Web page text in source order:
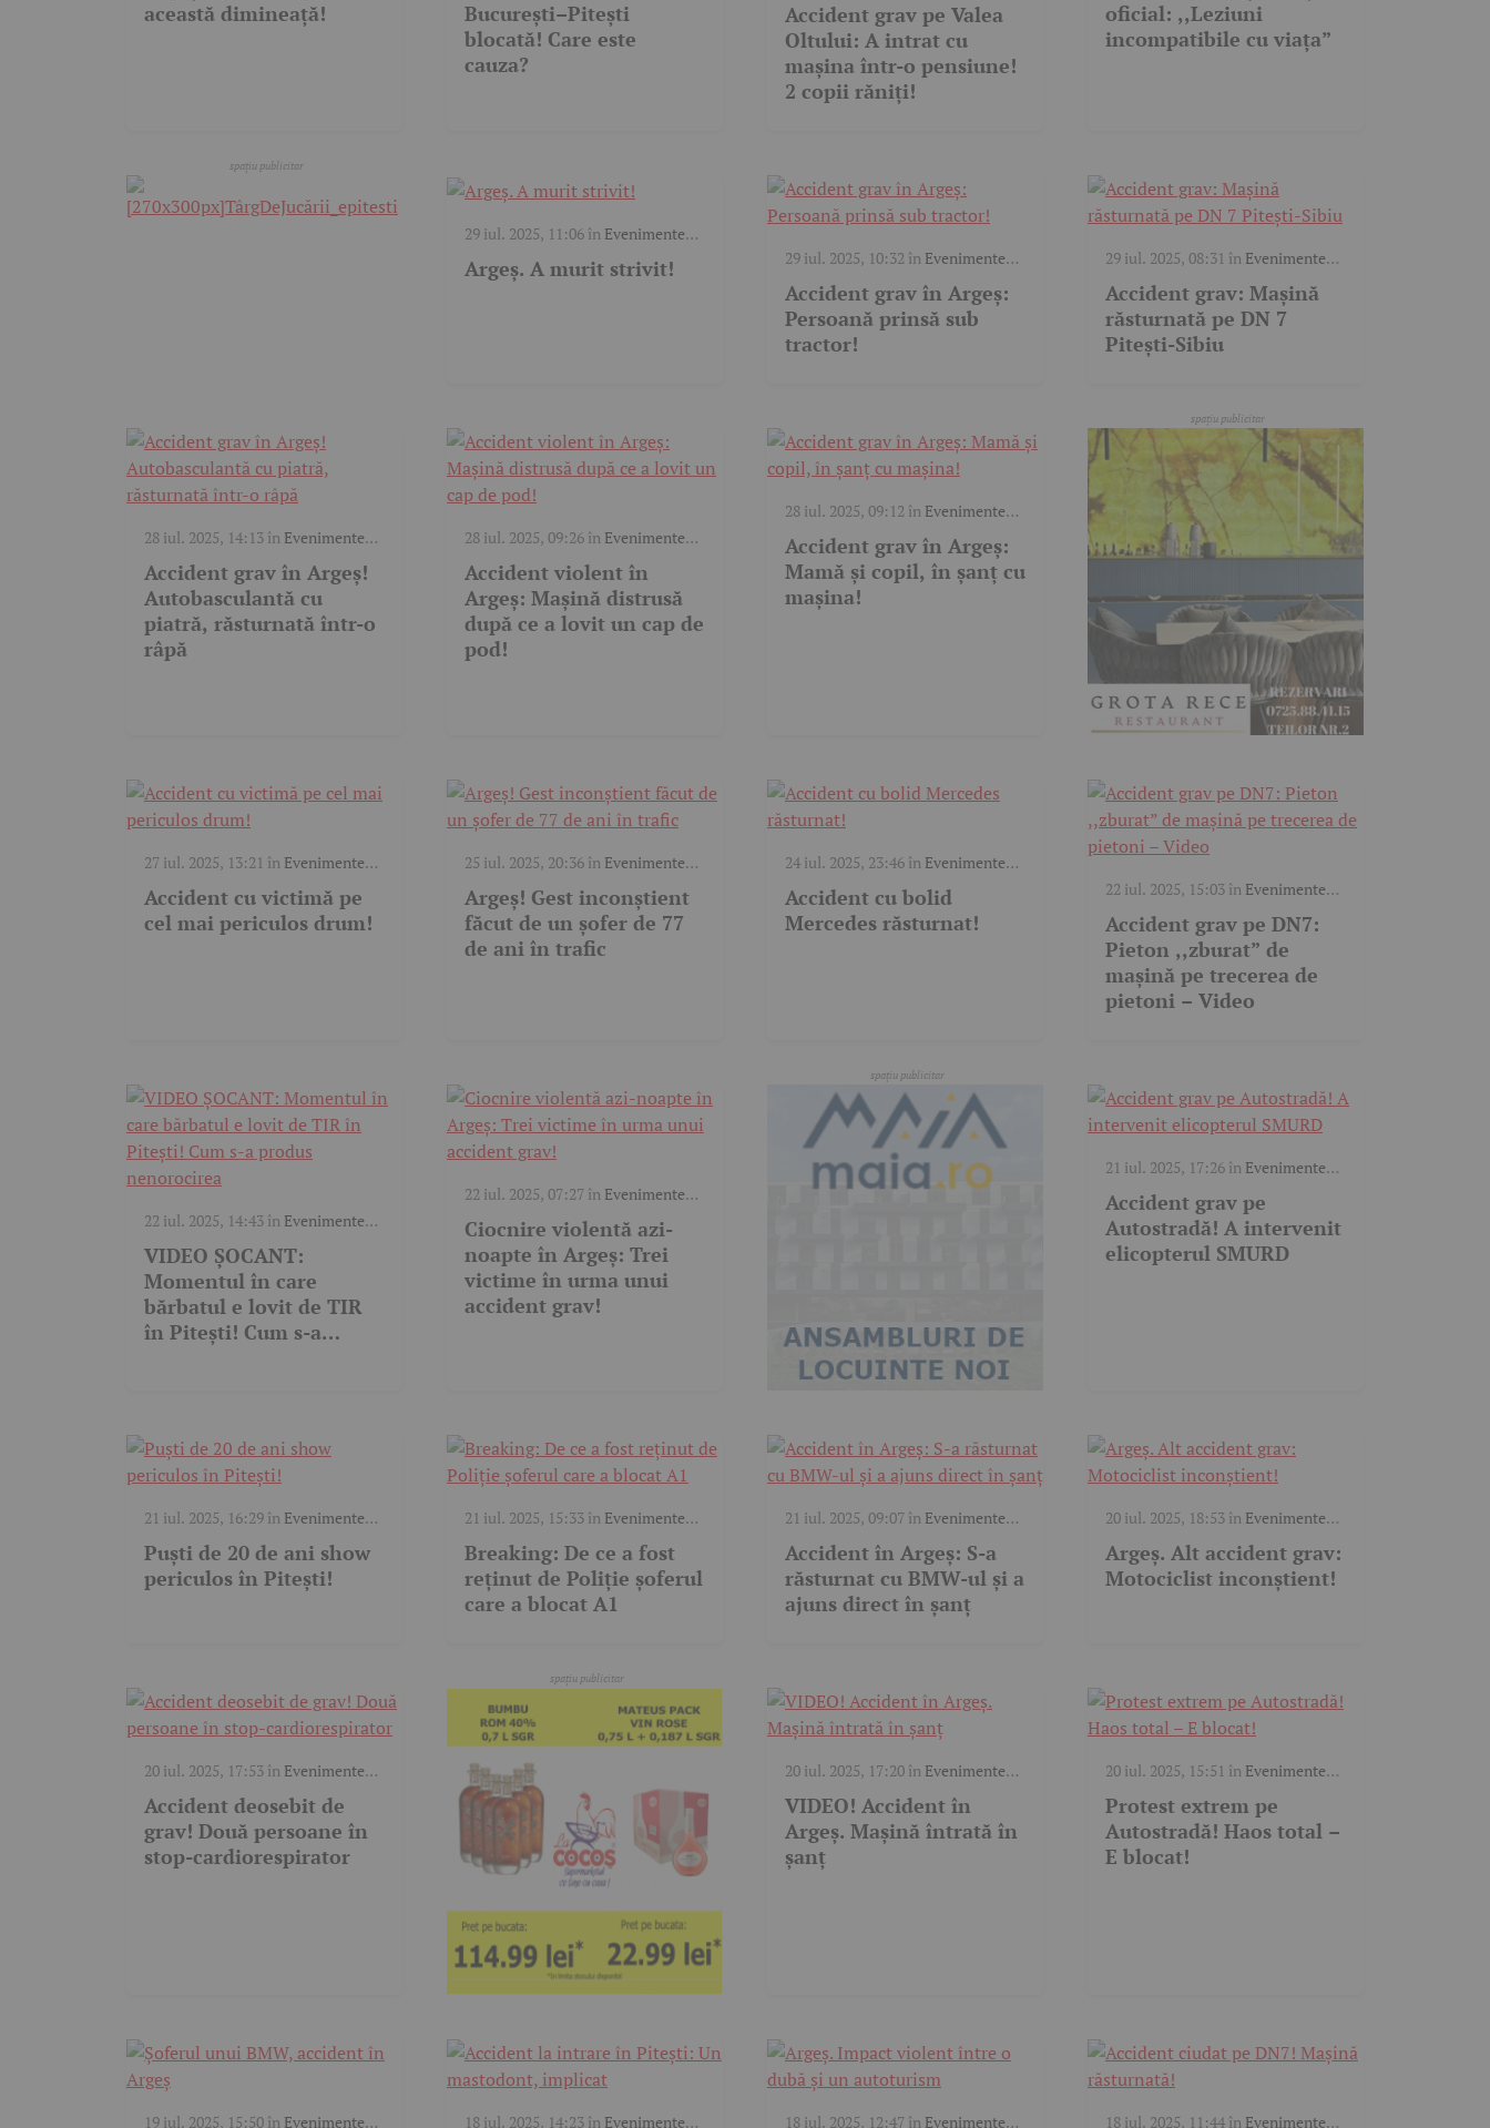
această dimineață!
București–Pitești
blocată! Care este
cauza?
Accident grav pe Valea
Oltului: A intrat cu
mașina într-o pensiune!
2 copii răniți!
oficial: ,,Leziuni
incompatibile cu viața”
29 iul. 2025, 11:06 în Evenimente
trafic
Argeș. A murit strivit! 29 iul. 2025, 10:32 în Evenimente
trafic
Accident grav în Argeș:
Persoană prinsă sub
tractor!
29 iul. 2025, 08:31 în Evenimente
trafic , Video
Accident grav: Mașină
răsturnată pe DN 7
Pitești-Sibiu
28 iul. 2025, 14:13 în Evenimente
trafic
Accident grav în Argeș!
Autobasculantă cu
piatră, răsturnată într-o
râpă
28 iul. 2025, 09:26 în Evenimente
trafic
Accident violent în
Argeș: Mașină distrusă
după ce a lovit un cap de
pod!
28 iul. 2025, 09:12 în Evenimente
trafic
Accident grav în Argeș:
Mamă și copil, în șanț cu
mașina!
27 iul. 2025, 13:21 în Evenimente
Accident cu victimă pe
cel mai periculos drum!
25 iul. 2025, 20:36 în Evenimente
Argeș! Gest inconștient
făcut de un șofer de 77
de ani în trafic
24 iul. 2025, 23:46 în Evenimente
Accident cu bolid
Mercedes răsturnat!
22 iul. 2025, 15:03 în Evenimente
Video
Accident grav pe DN7:
Pieton ,,zburat” de
mașină pe trecerea de
pietoni – Video
22 iul. 2025, 14:43 în Evenimente
VIDEO ȘOCANT:
Momentul în care
bărbatul e lovit de TIR
în Pitești! Cum s-a
22 iul. 2025, 07:27 în Evenimente
Ciocnire violentă azi-
noapte în Argeș: Trei
victime în urma unui
accident grav!
21 iul. 2025, 17:26 în Evenimente
Accident grav pe
Autostradă! A intervenit
elicopterul SMURD
21 iul. 2025, 16:29 în Evenimente
trafic
Puști de 20 de ani show
periculos în Pitești!
21 iul. 2025, 15:33 în Evenimente
trafic
Breaking: De ce a fost
reținut de Poliție șoferul
care a blocat A1
21 iul. 2025, 09:07 în Evenimente
trafic
Accident în Argeș: S-a
răsturnat cu BMW-ul și a
ajuns direct în șanț
20 iul. 2025, 18:53 în Evenimente
trafic
Argeș. Alt accident grav:
Motociclist inconștient!
20 iul. 2025, 17:53 în Evenimente
trafic
Accident deosebit de
grav! Două persoane în
stop-cardiorespirator
20 iul. 2025, 17:20 în Evenimente
trafic ,Video
VIDEO! Accident în
Argeș. Mașină întrată în
șanț
20 iul. 2025, 15:51 în Evenimente
trafic
Protest extrem pe
Autostradă! Haos total –
E blocat!
19 iul. 2025, 15:50 în Evenimente 18 iul. 2025, 14:23 în Evenimente 18 iul. 2025, 12:47 în Evenimente 18 iul. 2025, 11:44 în Evenimente